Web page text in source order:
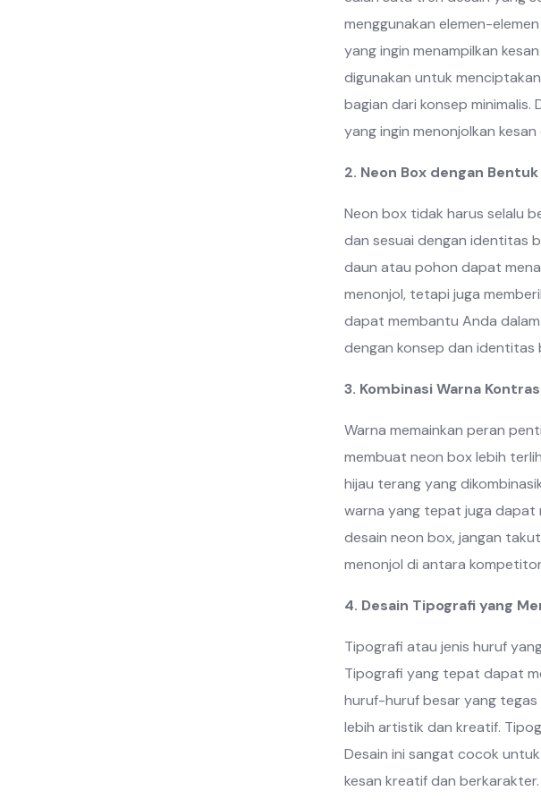
menggunakan elemen-
yang ingin menampilkan
digunakan untuk
bagian dari konsep
yang ingin menonjolkan
2. Neon Box dengan
Neon box tidak harus selalu
dan sesuai dengan identitas
daun atau pohon dapat
menonjol, tetapi juga
dapat membantu Anda
dengan konsep dan identitas
3. Kombinasi Warna
Warna memainkan peran
membuat neon box lebih
hijau terang yang
warna yang tepat juga dapat
desain neon box, jangan
menonjol di antara
4. Desain Tipografi yang
Tipografi atau jenis huruf
Tipografi yang tepat dapat
huruf-huruf besar yang
lebih artistik dan kreatif.
Desain ini sangat cocok
kesan kreatif dan berkarakter.